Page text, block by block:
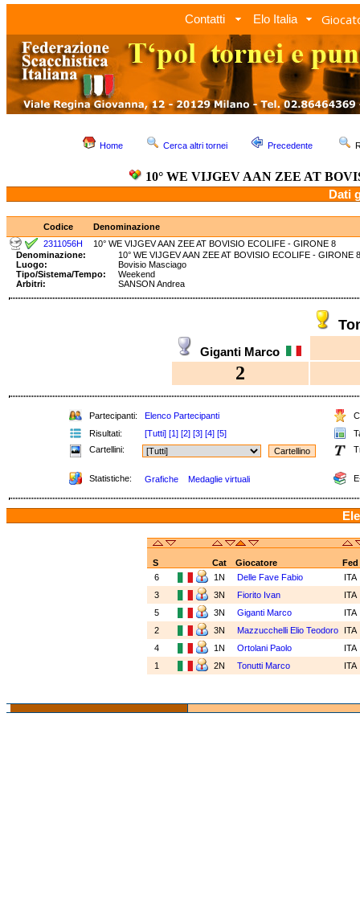
Contatti Elo Italia
Home Cerca altri tornei Precedente
10° WE VIJGEV AAN ZEE AT
Dati
Codice
Denominazione
2311056H
10° WE VIJGEV AAN ZEE AT BOVISIO ECOLIFE - GIRONE 8
Denominazione:
10° WE VIJGEV AAN ZEE AT BOVISIO ECOLIFE -
Luogo:
Bovisio Masciago
Tipo/Sistema/Tempo:
Weekend
Arbitri:
SANSON Andrea
Giganti Marco
2
Partecipanti: Elenco Partecipanti
Risultati:
[Tutti] [1] [2] [3] [4] [5]
Cartellini:
Statistiche: Grafiche Medaglie virtuali
S Cat Giocatore
Fed
6
1N Delle Fave Fabio
ITA
3
3N Fiorito Ivan
ITA
5
3N Giganti Marco
ITA
2
3N Mazzucchelli Elio Teodoro
ITA
4
1N Ortolani Paolo
ITA
1
2N Tonutti Marco ITA